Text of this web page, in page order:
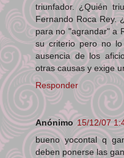
triunfador. ¿Quién
Fernando Roca Rey.
para no "agrandar" a
su criterio pero no
ausencia de los
otras causas y exige
Responder
Anónimo 15/12/07
bueno yocontal q
deben ponerse las